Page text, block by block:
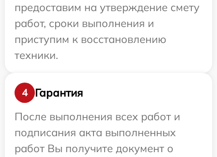
предоставим на утверждение смету
работ, сроки выполнения и
приступим к восстановлению
техники.
4
Гарантия
После выполнения всех работ и
подписания акта выполненных
работ Вы получите документ о